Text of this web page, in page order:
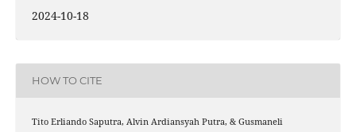
2024-10-18
HOW TO CITE
Tito Erliando Saputra, Alvin Ardiansyah Putra, & Gusmaneli